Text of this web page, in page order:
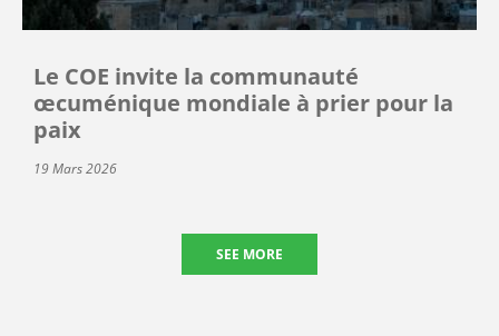
Le COE invite la communauté
œcuménique mondiale à prier pour la
paix
19 Mars 2026
SEE MORE